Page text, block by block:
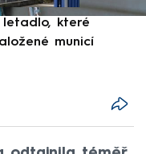
letadlo, které
municí